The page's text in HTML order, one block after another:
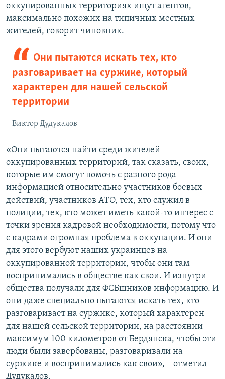
оккупированных территориях ищут агентов,
максимально похожих на типичных местных
жителей, говорит чиновник.
Они пытаются искать тех, кто
разговаривает на суржике, который
характерен для нашей сельской
территории
Виктор Дудукалов
«Они пытаются найти среди жителей
оккупированных территорий, так сказать, своих,
которые им смогут помочь с разного рода
информацией относительно участников боевых
действий, участников АТО, тех, кто служил в
полиции, тех, кто может иметь какой-то интерес с
точки зрения кадровой необходимости, потому что
с кадрами огромная проблема в оккупации. И они
для этого вербуют наших украинцев на
оккупированной территории, чтобы они там
воспринимались в обществе как свои. И изнутри
общества получали для ФСБшников информацию. И
они даже специально пытаются искать тех, кто
разговаривает на суржике, который характерен
для нашей сельской территории, на расстоянии
максимум 100 километров от Бердянска, чтобы эти
люди были завербованы, разговаривали на
суржике и воспринимались как свои», – отметил
Дудукалов.